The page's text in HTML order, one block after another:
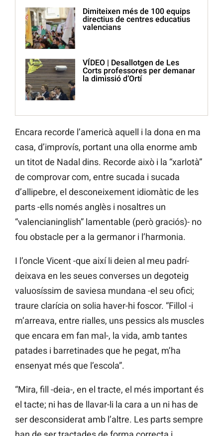
Dimiteixen més de 100 equips
directius de centres educatius
valencians
VÍDEO | Desallotgen de Les
Corts professores per demanar
la dimissió d’Ortí
Encara recorde l’americà aquell i la dona en ma
casa, d’improvís, portant una olla enorme amb
un titot de Nadal dins. Recorde això i la “xarlotà”
de comprovar com, entre sucada i sucada
d’allipebre, el desconeixement idiomàtic de les
parts -ells només anglès i nosaltres un
“valencianinglish” lamentable (però graciós)- no
fou obstacle per a la germanor i l’harmonia.
I l’oncle Vicent -que així li deien al meu padrí-
deixava en les seues converses un degoteig
valuosíssim de saviesa mundana -el seu ofici;
traure clarícia on solia haver-hi foscor. “Fillol -i
m’arreava, entre rialles, uns pessics als muscles
que encara em fan mal-, la vida, amb tantes
patades i barretinades que he pegat, m’ha
ensenyat més que l’escola”.
“Mira, fill -deia-, en el tracte, el més important és
el tacte; ni has de llavar-li la cara a un ni has de
ser desconsiderat amb l’altre. Les parts sempre